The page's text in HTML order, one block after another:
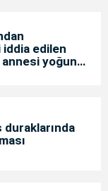
edilen
yoğun